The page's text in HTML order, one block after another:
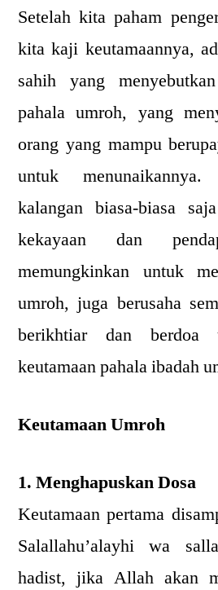
Setelah kita paham
kita kaji keutamaannya,
sahih yang
pahala umroh, yang
orang yang mampu
untuk
kalangan biasa-biasa
kekayaan dan
memungkinkan untuk
umroh, juga berusaha
berikhtiar dan berdoa
keutamaan pahala ibadah
Keutamaan Umroh
1. Menghapuskan Dosa
Keutamaan pertama
Salallahu’alayhi wa
hadist, jika Allah akan